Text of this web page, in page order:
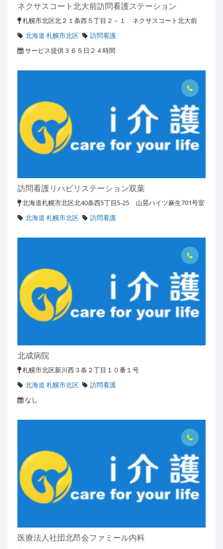
ネクサスコート北大前訪問看護ステーション
札幌市北区北２１条西５丁目２－１ ネクサスコート北大前
北海道 札幌市北区
訪問看護
サービス提供３６５日２４時間
訪問看護リハビリステーション双葉
北海道札幌市北区北40条西5丁目5-25 山晃ハイツ麻生701号室
北海道 札幌市北区
訪問看護
北成病院
札幌市北区新川西３条２丁目１０番１号
北海道 札幌市北区
訪問看護
なし
医療法人社団北昂会ファミール内科